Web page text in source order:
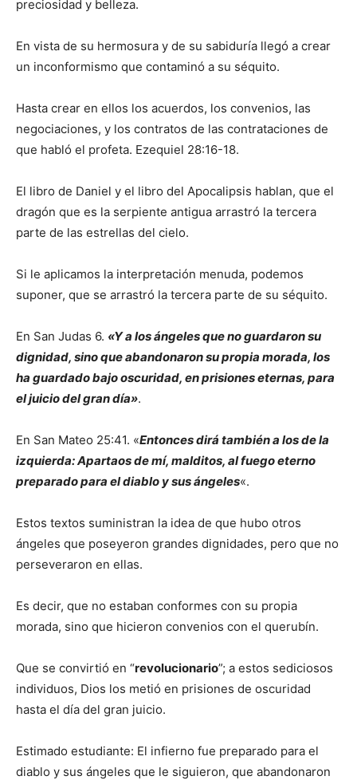
preciosidad y belleza.
En vista de su hermosura y de su sabiduría llegó a crear
un inconformismo que contaminó a su séquito.
Hasta crear en ellos los acuerdos, los convenios, las
negociaciones, y los contratos de las contrataciones de
que habló el profeta. Ezequiel 28:16-18.
El libro de Daniel y el libro del Apocalipsis hablan, que el
dragón que es la serpiente antigua arrastró la tercera
parte de las estrellas del cielo.
Si le aplicamos la interpretación menuda, podemos
suponer, que se arrastró la tercera parte de su séquito.
En San Judas 6. «Y a los ángeles que no guardaron su
dignidad, sino que abandonaron su propia morada, los
ha guardado bajo oscuridad, en prisiones eternas, para
el juicio del gran día».
En San Mateo 25:41. «Entonces dirá también a los de la
izquierda: Apartaos de mí, malditos, al fuego eterno
preparado para el diablo y sus ángeles«.
Estos textos suministran la idea de que hubo otros
ángeles que poseyeron grandes dignidades, pero que no
perseveraron en ellas.
Es decir, que no estaban conformes con su propia
morada, sino que hicieron convenios con el querubín.
Que se convirtió en “revolucionario”; a estos sediciosos
individuos, Dios los metió en prisiones de oscuridad
hasta el día del gran juicio.
Estimado estudiante: El infierno fue preparado para el
diablo y sus ángeles que le siguieron, que abandonaron